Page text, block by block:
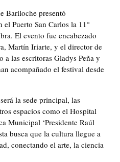
Bariloche presentó
el Puerto San Carlos la 11°
El evento fue encabezado
Martín Iriarte, y el director de
a las escritoras Gladys Peña y
acompañado el festival desde
la sede principal, las
espacios como el Hospital
Municipal ‘Presidente Raúl
busca que la cultura llegue a
conectando el arte, la ciencia